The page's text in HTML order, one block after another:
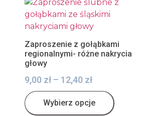
Zaproszenie z gołąbkami
regionalnymi- różne nakrycia
głowy
9,00 zł – 12,40 zł
Wybierz opcje